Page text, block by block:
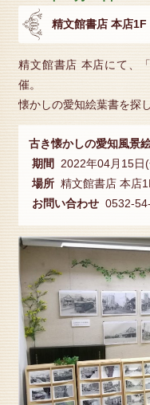
精文館書店 本店1F
精文館書店 本店にて、
催。
懐かしの愛知絵葉書を探
古き懐かしの愛知風景
期間
2022年04月15日
場所 精文館書店 本店
お問い合わせ 0532-